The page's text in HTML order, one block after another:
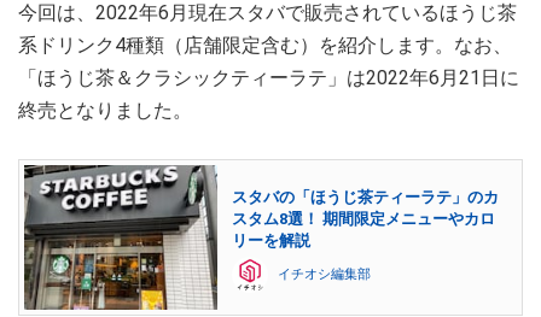
今回は、2022年6月現在スタバで販売されているほうじ茶
系ドリンク4種類（店舗限定含む）を紹介します。なお、
「ほうじ茶＆クラシックティーラテ」は2022年6月21日に
終売となりました。
スタバの「ほうじ茶ティーラテ」のカ
スタム8選！ 期間限定メニューやカロ
リーを解説
イチオシ編集部